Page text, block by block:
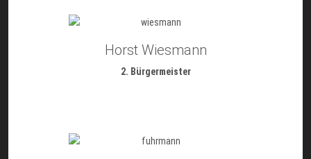
Horst Wiesmann
2. Bürgermeister